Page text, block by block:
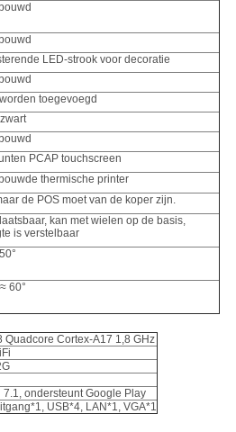
LED-strook voor decoratie
toegevoegd
PCAP touchscreen
thermische printer
de POS moet van de koper zijn.
kan met wielen op de basis,
is verstelbaar
60°
Quadcore Cortex-A17 1,8 GHz
7.1, ondersteunt Google Play
USB*4, LAN*1, VGA*1